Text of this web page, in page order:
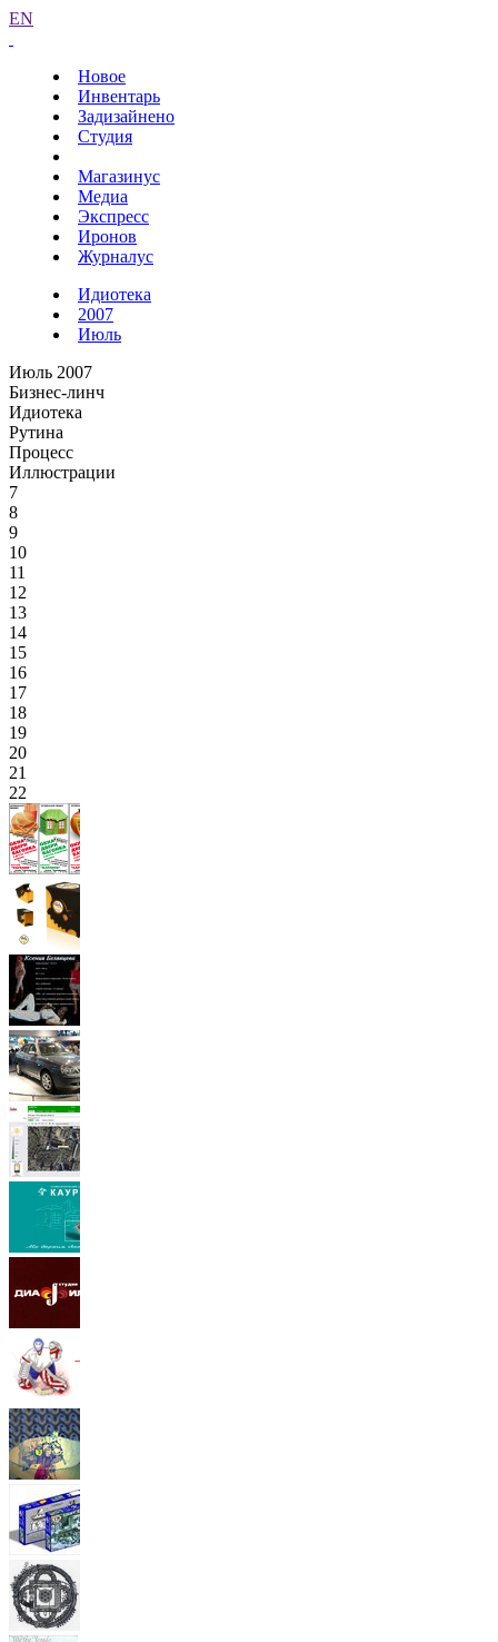
EN
Новое
Инвентарь
Задизайнено
Студия
Магазинус
Медиа
Экспресс
Иронов
Журналус
Идиотека
2007
Июль
Июль 2007
Бизнес-линч
Идиотека
Рутина
Процесс
Иллюстрации
7
8
9
10
11
12
13
14
15
16
17
18
19
20
21
22